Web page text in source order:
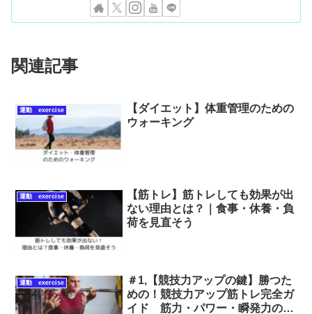
関連記事
運動 exercise
【ダイエット】体重管理のための
ウォーキング
運動 exercise
【筋トレ】筋トレしても効果が出
ない理由とは？｜食事・休養・負
荷を見直そう
運動 exercise
＃1,【競技力アップの鍵】勝つた
めの！競技力アップ筋トレ完全ガ
イド 筋力・パワー・瞬発力の違